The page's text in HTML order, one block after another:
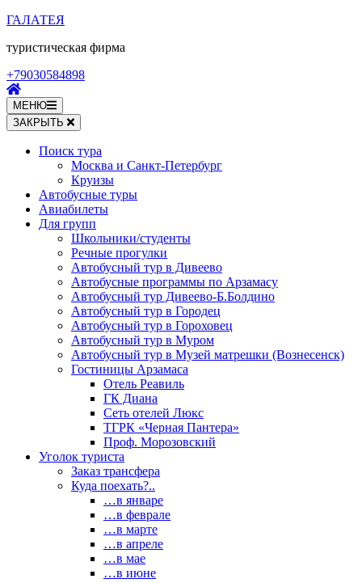
Перейти
содержимому
Enter)
ГАЛАТЕЯ
туристическая фирма
+79030584898
МЕНЮ
ЗАКРЫТЬ
Поиск тура
Москва и Санкт-Петербург
Круизы
Автобусные туры
Авиабилеты
Для групп
Школьники/студенты
Речные прогулки
Автобусный тур в Дивеево
Автобусные программы по Арзамасу
Автобусный тур Дивеево-Б.Болдино
Автобусный тур в Городец
Автобусный тур в Гороховец
Автобусный тур в Муром
Автобусный тур в Музей матрешки (Вознесенск)
Гостиницы Арзамаса
Отель Реавиль
ГК Диана
Сеть отелей Люкс
ТГРК «Черная Пантера»
Проф. Морозовский
Уголок туриста
Заказ трансфера
Куда поехать?..
…в январе
…в феврале
…в марте
…в апреле
…в мае
…в июне